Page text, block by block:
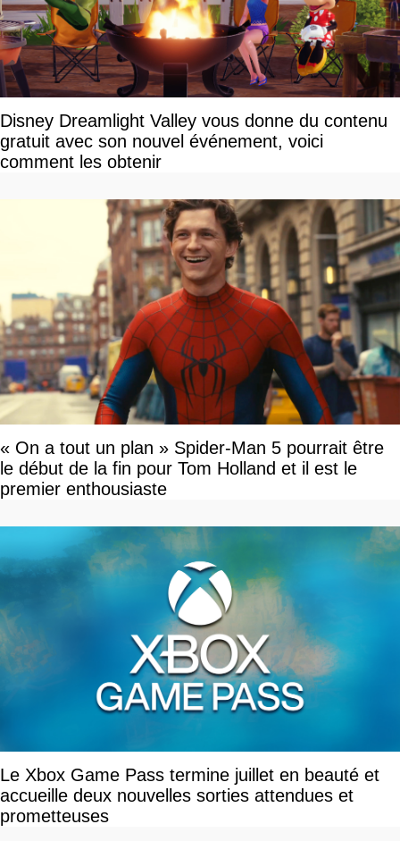
Disney Dreamlight Valley vous donne du contenu
gratuit avec son nouvel événement, voici
comment les obtenir
« On a tout un plan » Spider-Man 5 pourrait être
le début de la fin pour Tom Holland et il est le
premier enthousiaste
Le Xbox Game Pass termine juillet en beauté et
accueille deux nouvelles sorties attendues et
prometteuses